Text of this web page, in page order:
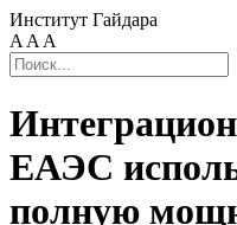
Институт Гайдара
A A A
ЕАЭС
полную